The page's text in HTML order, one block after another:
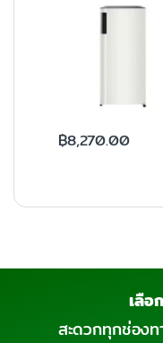
฿8,270.00
เลือ
สะดวกทุกช่อง